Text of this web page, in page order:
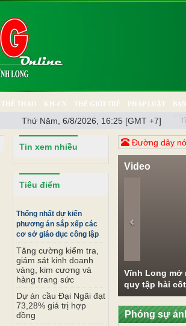
THỂ THAO KH-CN THẾ GIỚI TRẺ PHÁP LUẬT
Thứ Năm, 6/8/2026, 16:25 [GMT +7]
Tin xem nhiều
Tiêu điểm
Thống nhất dự kiến
phương án sắp xếp các
cơ sở giáo dục công lập
Tăng cường kiểm tra,
giám sát kinh doanh
vàng, kim cương và
hàng trang sức
Dự án cầu Đại Ngãi đạt
73,28% giá trị hợp
đồng
Đường dây
Video
Vĩnh Long mở
quy tập hài
Phóng sự